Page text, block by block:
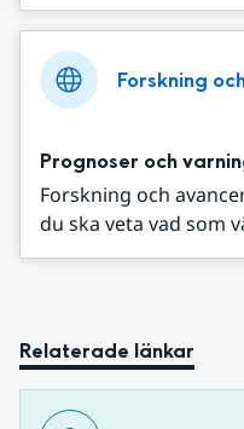
Forskning
Prognoser och
Forskning och
du ska veta vad som
Relaterade länkar